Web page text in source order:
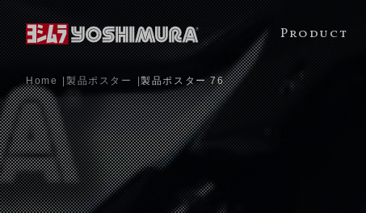
Product
Home 製品ポスター 製品ポスター 76